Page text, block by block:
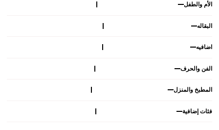
الأم والطفل
البقاله
اضافيه
الفن والحرف
المطبخ والمنزل
فئات إضافية